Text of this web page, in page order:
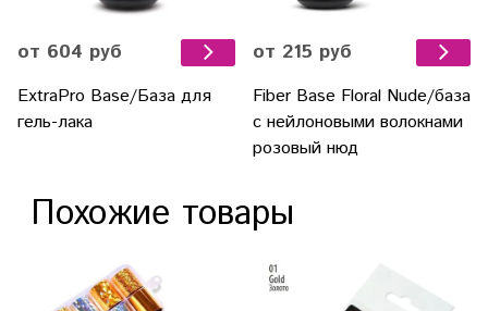
от 604 руб
ExtraPro Base/База для
гель-лака
от 215 руб
Fiber Base Floral Nude/база
с нейлоновыми волокнами
розовый нюд
Похожие товары